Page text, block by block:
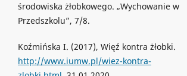
środowiska żłobkowego. „Wychowanie w
Przedszkolu”, 7/8.
Koźmińska I. (2017), Więź kontra żłobki.
http://www.iumw.pl/wiez-kontra-